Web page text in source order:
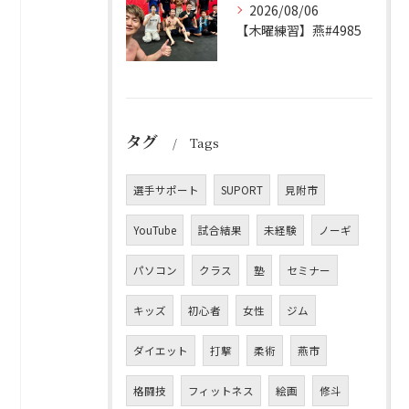
2026/08/06
【木曜練習】燕#4985
タグ Tags
選手サポート SUPORT 見附市
YouTube 試合結果 未経験 ノーギ
パソコン クラス 塾 セミナー
キッズ 初心者 女性 ジム
ダイエット 打撃 柔術 燕市
格闘技 フィットネス 絵画 修斗